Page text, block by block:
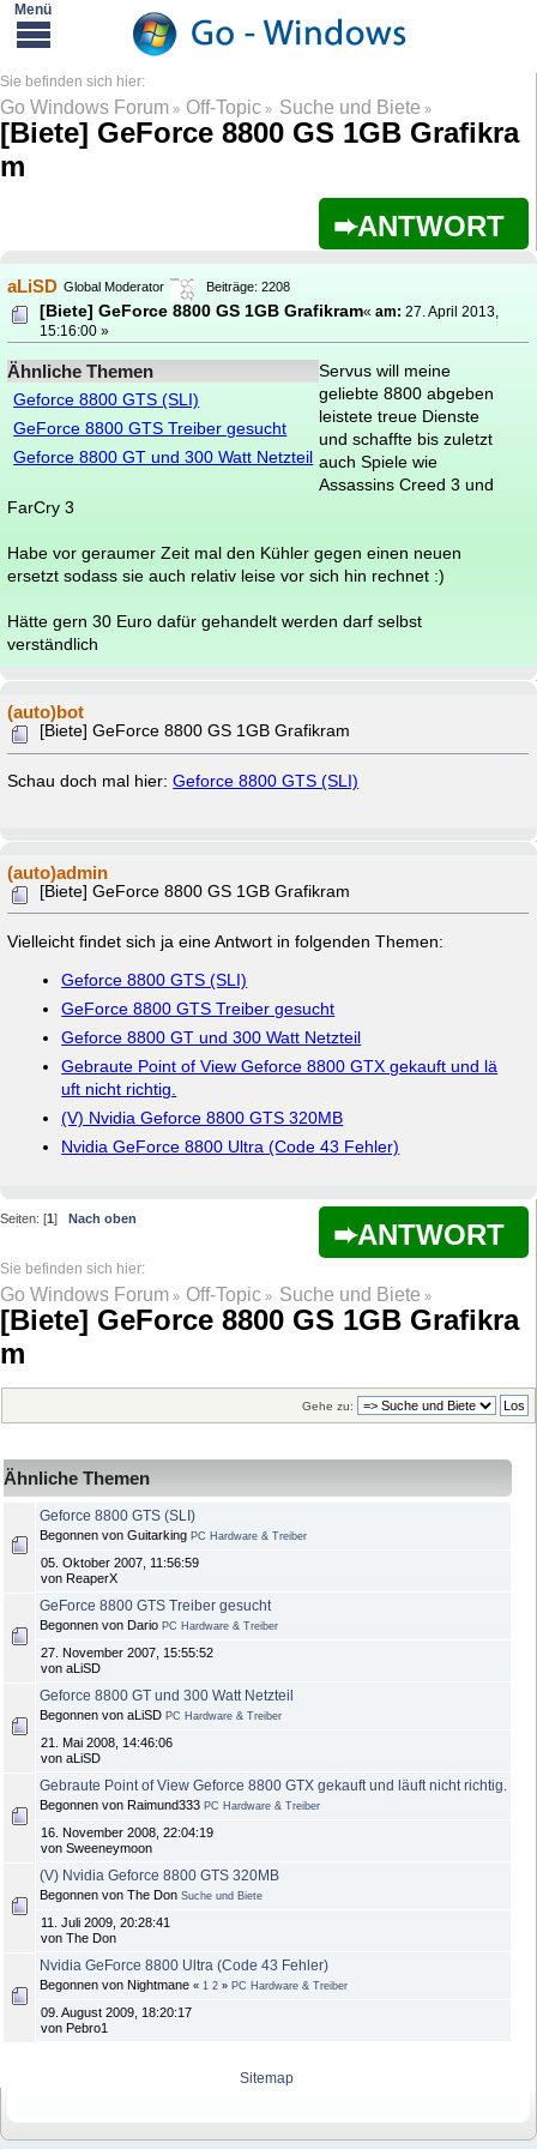
Go Windows Forum » Off-Topic » Suche und Biete »
[Biete] GeForce 8800 GS 1GB Grafikra
m
ANTWORT
aLiSD Global Moderator Beiträge: 2208
[Biete] GeForce 8800 GS 1GB Grafikram«am: 27. April 2013,
15:16:00 »
Ähnliche Themen
Geforce 8800 GTS (SLI)
GeForce 8800 GTS Treiber gesucht
Geforce 8800 GT und 300 Watt Netzteil
Servus will meine
geliebte 8800 abgeben
leistete treue Dienste
und schaffte bis zuletzt
auch Spiele wie
Assassins Creed 3 und
FarCry 3
Habe vor geraumer Zeit mal den Kühler gegen einen neuen
ersetzt sodass sie auch relativ leise vor sich hin rechnet :)
Hätte gern 30 Euro dafür gehandelt werden darf selbst
verständlich
(auto)bot
[Biete] GeForce 8800 GS 1GB Grafikram
Schau doch mal hier:Geforce 8800 GTS (SLI)
(auto)admin
[Biete] GeForce 8800 GS 1GB Grafikram
Vielleicht findet sich ja eine Antwort in folgenden Themen:
Geforce 8800 GTS (SLI)
GeForce 8800 GTS Treiber gesucht
Geforce 8800 GT und 300 Watt Netzteil
Gebraute Point of View Geforce 8800 GTX gekauft und lä
uft nicht richtig.
(V) Nvidia Geforce 8800 GTS 320MB
Nvidia GeForce 8800 Ultra (Code 43 Fehler)
ANTWORT
Seiten: [1] Nach oben
Go Windows Forum » Off-Topic » Suche und Biete »
[Biete] GeForce 8800 GS 1GB Grafikra
m
Gehe zu:
Ähnliche Themen
Geforce 8800 GTS (SLI)
Begonnen von Guitarking PC Hardware & Treiber
05. Oktober 2007, 11:56:59
von ReaperX
GeForce 8800 GTS Treiber gesucht
Begonnen von Dario PC Hardware & Treiber
27. November 2007, 15:55:52
von aLiSD
Geforce 8800 GT und 300 Watt Netzteil
Begonnen von aLiSD PC Hardware & Treiber
21. Mai 2008, 14:46:06
von aLiSD
Gebraute Point of View Geforce 8800 GTX gekauft und läuft nicht richtig.
Begonnen von Raimund333 PC Hardware & Treiber
16. November 2008, 22:04:19
von Sweeneymoon
(V) Nvidia Geforce 8800 GTS 320MB
Begonnen von The Don Suche und Biete
11. Juli 2009, 20:28:41
von The Don
Nvidia GeForce 8800 Ultra (Code 43 Fehler)
Begonnen von Nightmane « 1 2 » PC Hardware & Treiber
09. August 2009, 18:20:17
von Pebro1
Sitemap